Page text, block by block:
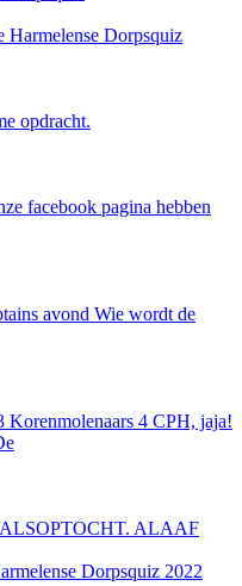
Harmelense Dorpsquiz
opdracht.
facebook pagina hebben
avond Wie wordt de
Korenmolenaars 4 CPH, jaja!
ALAAF
Dorpsquiz 2022